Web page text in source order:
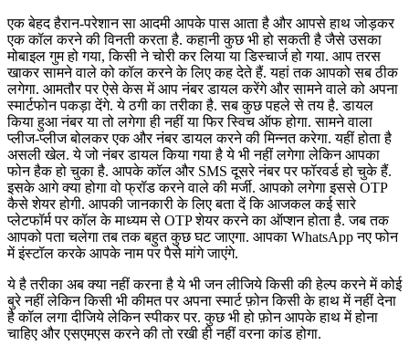
एक बेहद हैरान-परेशान सा आदमी आपके पास आता है और आपसे हाथ जोड़कर
एक कॉल करने की विनती करता है. कहानी कुछ भी हो सकती है जैसे उसका
मोबाइल गुम हो गया, किसी ने चोरी कर लिया या डिस्चार्ज हो गया. आप तरस
खाकर सामने वाले को कॉल करने के लिए कह देते हैं. यहां तक आपको सब ठीक
लगेगा. आमतौर पर ऐसे केस में आप नंबर डायल करेंगे और सामने वाले को अपना
स्मार्टफोन पकड़ा देंगे. ये ठगी का तरीका है. सब कुछ पहले से तय है. डायल
किया हुआ नंबर या तो लगेगा ही नहीं या फिर स्विच ऑफ होगा. सामने वाला
प्लीज-प्लीज बोलकर एक और नंबर डायल करने की मिन्नत करेगा. यहीं होता है
असली खेल. ये जो नंबर डायल किया गया है ये भी नहीं लगेगा लेकिन आपका
फोन हैक हो चुका है. आपके कॉल और SMS दूसरे नंबर पर फॉरवर्ड हो चुके हैं.
इसके आगे क्या होगा वो फ्रॉड करने वाले की मर्जी. आपको लगेगा इससे OTP
कैसे शेयर होगी. आपकी जानकारी के लिए बता दें कि आजकल कई सारे
प्लेटफॉर्म पर कॉल के माध्यम से OTP शेयर करने का ऑप्शन होता है. जब तक
आपको पता चलेगा तब तक बहुत कुछ घट जाएगा. आपका WhatsApp नए फोन
में इंस्टॉल करके आपके नाम पर पैसे मांगे जाएंगे.
ये है तरीका अब क्या नहीं करना है ये भी जन लीजिये किसी की हेल्प करने में कोई
बुरे नहीं लेकिन किसी भी कीमत पर अपना स्मार्ट फ़ोन किसी के हाथ में नहीं देना
है कॉल लगा दीजिये लेकिन स्पीकर पर. कुछ भी हो फ़ोन आपके हाथ में होना
चाहिए और एसएमएस करने की तो रखी ही नहीं वरना कांड होगा.